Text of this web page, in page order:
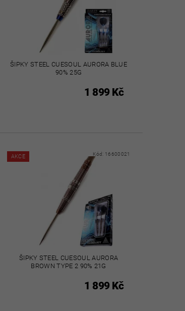
ŠIPKY STEEL CUESOUL AURORA BLUE
90% 25G
1 899 Kč
AKCE Kód: 16600021
ŠIPKY STEEL CUESOUL AURORA
BROWN TYPE 2 90% 21G
1 899 Kč